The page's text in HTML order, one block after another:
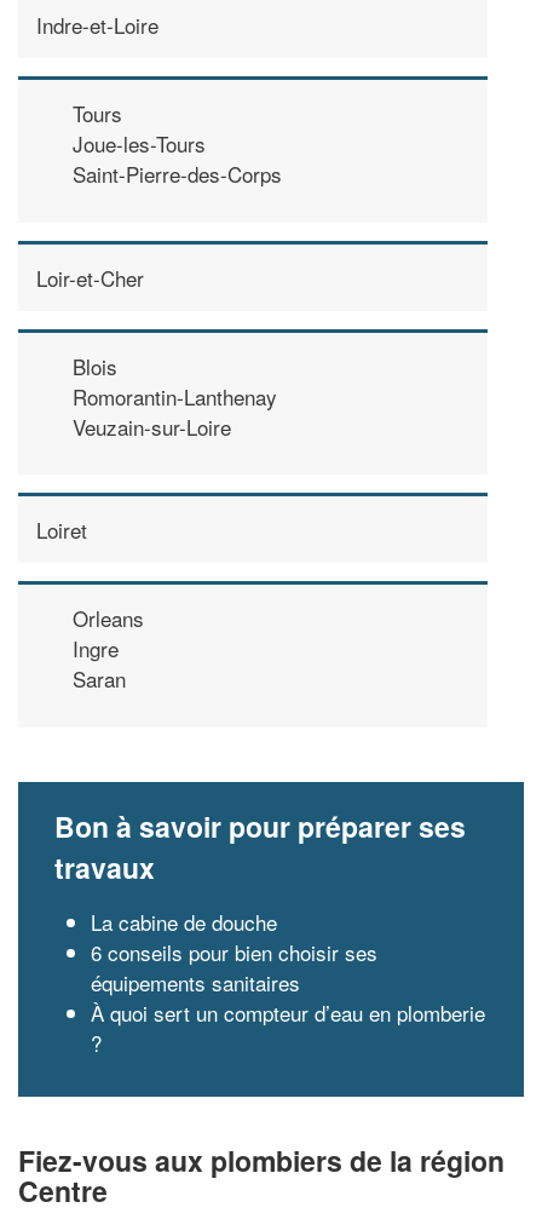
Indre-et-Loire
Tours
Joue-les-Tours
Saint-Pierre-des-Corps
Loir-et-Cher
Blois
Romorantin-Lanthenay
Veuzain-sur-Loire
Loiret
Orleans
Ingre
Saran
Bon à savoir pour préparer ses
travaux
La cabine de douche
6 conseils pour bien choisir ses
équipements sanitaires
À quoi sert un compteur d’eau en plomberie
?
Fiez-vous aux plombiers de la région
Centre